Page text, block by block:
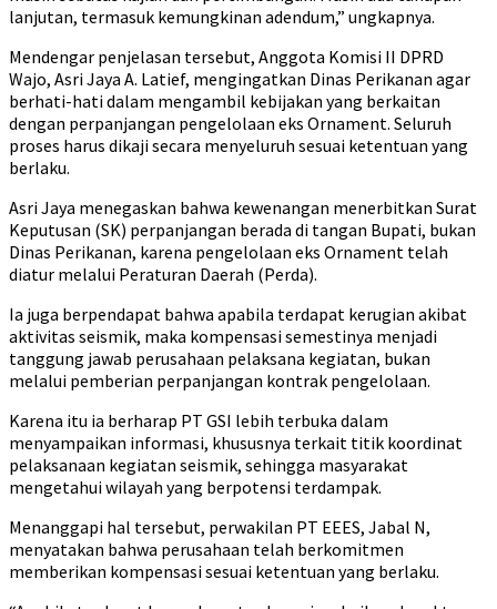
lanjutan, termasuk kemungkinan adendum,” ungkapnya.
Mendengar penjelasan tersebut, Anggota Komisi II DPRD
Wajo, Asri Jaya A. Latief, mengingatkan Dinas Perikanan agar
berhati-hati dalam mengambil kebijakan yang berkaitan
dengan perpanjangan pengelolaan eks Ornament. Seluruh
proses harus dikaji secara menyeluruh sesuai ketentuan yang
berlaku.
Asri Jaya menegaskan bahwa kewenangan menerbitkan Surat
Keputusan (SK) perpanjangan berada di tangan Bupati, bukan
Dinas Perikanan, karena pengelolaan eks Ornament telah
diatur melalui Peraturan Daerah (Perda).
Ia juga berpendapat bahwa apabila terdapat kerugian akibat
aktivitas seismik, maka kompensasi semestinya menjadi
tanggung jawab perusahaan pelaksana kegiatan, bukan
melalui pemberian perpanjangan kontrak pengelolaan.
Karena itu ia berharap PT GSI lebih terbuka dalam
menyampaikan informasi, khususnya terkait titik koordinat
pelaksanaan kegiatan seismik, sehingga masyarakat
mengetahui wilayah yang berpotensi terdampak.
Menanggapi hal tersebut, perwakilan PT EEES, Jabal N,
menyatakan bahwa perusahaan telah berkomitmen
memberikan kompensasi sesuai ketentuan yang berlaku.